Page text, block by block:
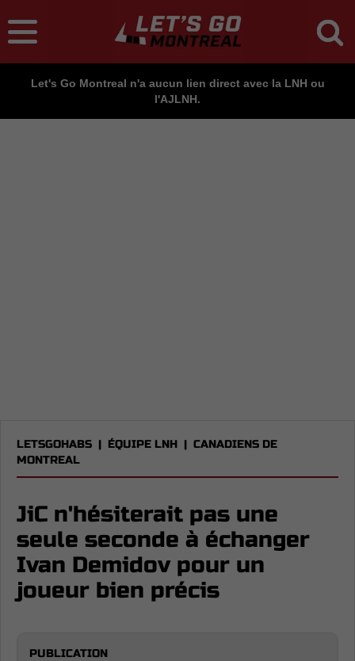
Let's Go Montreal n'a aucun lien direct avec la LNH ou
l'AJLNH.
LETSGOHABS | ÉQUIPE LNH | CANADIENS DE
MONTREAL
JiC n'hésiterait pas une
seule seconde à échanger
Ivan Demidov pour un
joueur bien précis
PUBLICATION